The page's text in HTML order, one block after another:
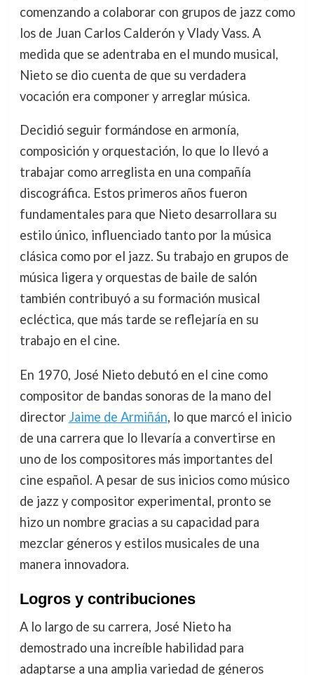
comenzando a colaborar con grupos de jazz como
los de Juan Carlos Calderón y Vlady Vass. A
medida que se adentraba en el mundo musical,
Nieto se dio cuenta de que su verdadera
vocación era componer y arreglar música.
Decidió seguir formándose en armonía,
composición y orquestación, lo que lo llevó a
trabajar como arreglista en una compañía
discográfica. Estos primeros años fueron
fundamentales para que Nieto desarrollara su
estilo único, influenciado tanto por la música
clásica como por el jazz. Su trabajo en grupos de
música ligera y orquestas de baile de salón
también contribuyó a su formación musical
ecléctica, que más tarde se reflejaría en su
trabajo en el cine.
En 1970, José Nieto debutó en el cine como
compositor de bandas sonoras de la mano del
director Jaime de Armiñán, lo que marcó el inicio
de una carrera que lo llevaría a convertirse en
uno de los compositores más importantes del
cine español. A pesar de sus inicios como músico
de jazz y compositor experimental, pronto se
hizo un nombre gracias a su capacidad para
mezclar géneros y estilos musicales de una
manera innovadora.
Logros y contribuciones
A lo largo de su carrera, José Nieto ha
demostrado una increíble habilidad para
adaptarse a una amplia variedad de géneros